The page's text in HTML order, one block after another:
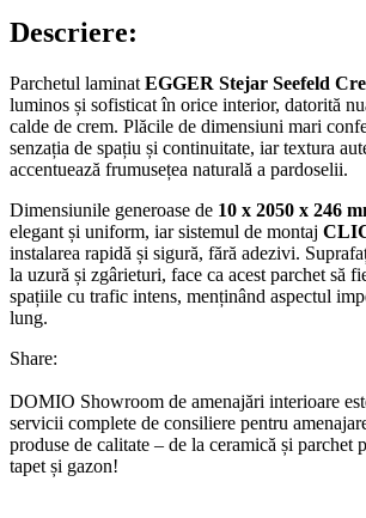
Descriere:
Parchetul laminat EGGER Stejar Seefeld
luminos și sofisticat în orice interior, datorită
calde de crem. Plăcile de dimensiuni mari
senzația de spațiu și continuitate, iar textura
accentuează frumusețea naturală a pardoselii.
Dimensiunile generoase de 10 x 2050 x 246
elegant și uniform, iar sistemul de montaj
instalarea rapidă și sigură, fără adezivi.
la uzură și zgârieturi, face ca acest parchet să
spațiile cu trafic intens, menținând aspectul
lung.
Share:
DOMIO Showroom de amenajări interioare
servicii complete de consiliere pentru
produse de calitate – de la ceramică și parchet
tapet și gazon!